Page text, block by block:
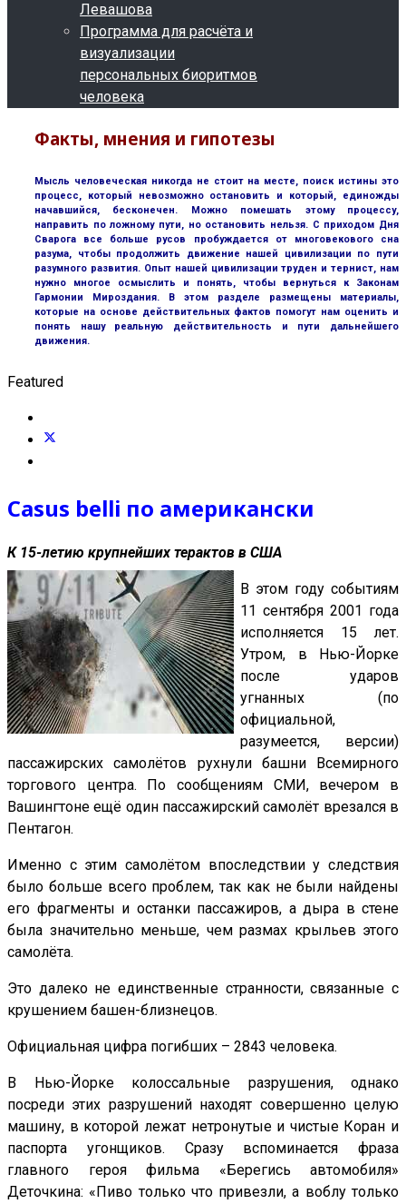
Левашова
Программа для расчёта и
визуализации
персональных биоритмов
человека
Факты, мнения и гипотезы
Мысль человеческая никогда не стоит на месте, поиск истины это
процесс, который невозможно остановить и который, единожды
начавшийся, бесконечен. Можно помешать этому процессу,
направить по ложному пути, но остановить нельзя. С приходом Дня
Сварога все больше русов пробуждается от многовекового сна
разума, чтобы продолжить движение нашей цивилизации по пути
разумного развития. Опыт нашей цивилизации труден и тернист, нам
нужно многое осмыслить и понять, чтобы вернуться к Законам
Гармонии Мироздания. В этом разделе размещены материалы,
которые на основе действительных фактов помогут нам оценить и
понять нашу реальную действительность и пути дальнейшего
движения.
Featured
Casus belli по американски
К 15-летию крупнейших терактов в США
В этом году событиям
11 сентября 2001 года
исполняется 15 лет.
Утром, в Нью-Йорке
после ударов
угнанных (по
официальной,
разумеется, версии)
пассажирских самолётов рухнули башни Всемирного
торгового центра. По сообщениям СМИ, вечером в
Вашингтоне ещё один пассажирский самолёт врезался в
Пентагон.
Именно с этим самолётом впоследствии у следствия
было больше всего проблем, так как не были найдены
его фрагменты и останки пассажиров, а дыра в стене
была значительно меньше, чем размах крыльев этого
самолёта.
Это далеко не единственные странности, связанные с
крушением башен-близнецов.
Официальная цифра погибших – 2843 человека.
В Нью-Йорке колоссальные разрушения, однако
посреди этих разрушений находят совершенно целую
машину, в которой лежат нетронутые и чистые Коран и
паспорта угонщиков. Сразу вспоминается фраза
главного героя фильма «Берегись автомобиля»
Деточкина: «Пиво только что привезли, а воблу только